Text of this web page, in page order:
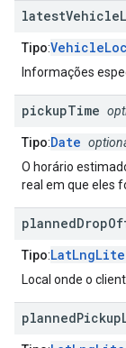
latestVehicle
Tipo:
Informações
pickupTime
Tipo:Date
O horário
real em que eles
plannedDrop
Tipo:
Local onde o
plannedPickup